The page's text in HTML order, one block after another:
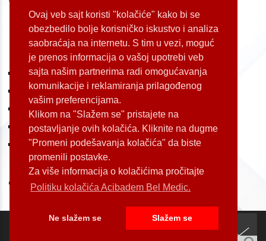
Ovaj veb sajt koristi "kolačiće" kako bi se
obezbedilo bolje korisničko iskustvo i analiza
saobraćaja na internetu. S tim u vezi, moguć
je prenos informacija o vašoj upotrebi veb
sajta našim partnerima radi omogućavanja
komunikacije i reklamiranja prilagođenog
vašim preferencijama.
Klikom na "Slažem se" pristajete na
postavljanje ovih kolačića. Kliknite na dugme
"Promeni podešavanja kolačića" da biste
promenili postavke.
Za više informacija o kolačićima pročitajte
Politiku kolačića Acibadem Bel Medic.
Ne slažem se Slažem se
Dostupnost: od 07 do 22h
LOKACIJE
Koste Jovanovića 87 (Voždovac)
Bulevar Oslobođenja 155 (Voždovac)
Bulevar Oslobođenja 165 (Voždovac)
Kneginje Zorke 7 (Slavija)
Palmira Toljatija 1 (Novi Beograd)